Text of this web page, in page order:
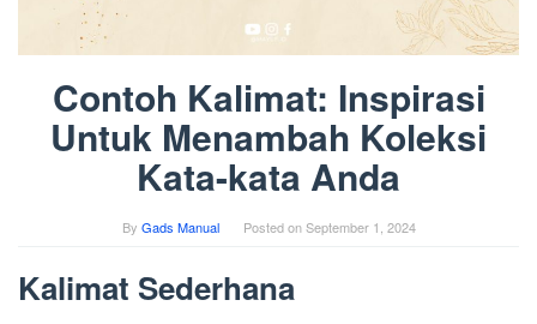
Contoh Kalimat: Inspirasi
Untuk Menambah Koleksi
Kata-kata Anda
By Gads Manual Posted onSeptember 1, 2024
Kalimat Sederhana